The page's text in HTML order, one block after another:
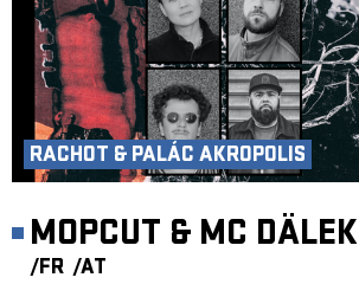
RACHOT & PALÁC AKROPOLIS
MOPCUT & MC DÄLEK
/FR /AT